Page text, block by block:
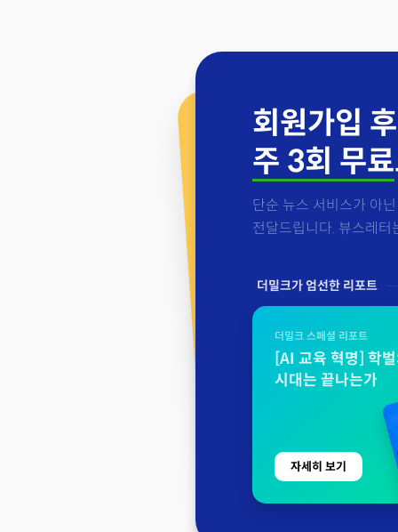
회원가입
주 3회 무료
단순 뉴스 서비스가 아
전달드립니다. 뷰스레터
더밀크가 엄선한 리포트
더밀크 스페셜 리포트
[AI 교육 혁명] 학벌
시대는 끝나는가
자세히 보기